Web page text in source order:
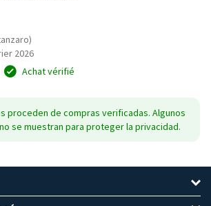
2026
Achat vérifié
proceden de compras verificadas. Algunos
se muestran para proteger la privacidad.